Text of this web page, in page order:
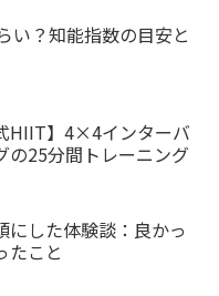
い？知能指数の目安と
HIIT】4×4インターバ
の25分間トレーニング
にした体験談：良かっ
たこと